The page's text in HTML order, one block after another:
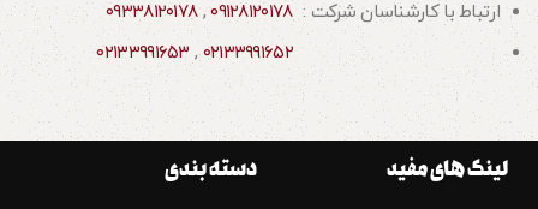
ارتباط با کارشناسان شرکت :۰۹۱۲۸۱۲۰۱۷۸,۰۹۳۳۸۱۲۰۱۷۸
۰۲۱۳۳۹۹۱۶۵۲, ۰۲۱۳۳۹۹۱۶۵۳
لینک های مفید دسته بندی